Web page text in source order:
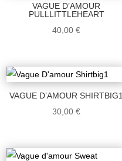
VAGUE D’AMOUR
PULLLITTLEHEART
40,00€
VAGUE D’AMOUR SHIRTBIG1
30,00€